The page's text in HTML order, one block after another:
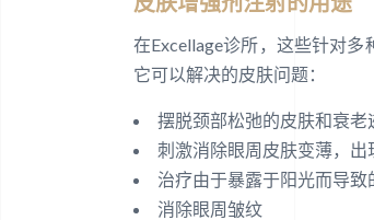
在Excellage诊所，这些针对
它可以解决的皮肤问题：
摆脱颈部松弛的皮肤和衰老
刺激消除眼周皮肤变薄，出
治疗由于暴露于阳光而导致
消除眼周皱纹